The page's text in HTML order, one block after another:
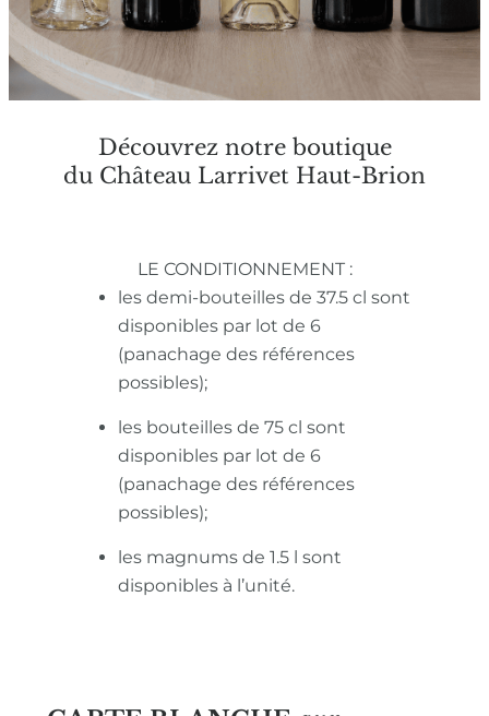
Découvrez notre boutique
du Château Larrivet Haut-Brion
LE CONDITIONNEMENT :
les demi-bouteilles de 37.5 cl sont
disponibles par lot de 6
(panachage des références
possibles);
les bouteilles de 75 cl sont
disponibles par lot de 6
(panachage des références
possibles);
les magnums de 1.5 l sont
disponibles à l’unité.